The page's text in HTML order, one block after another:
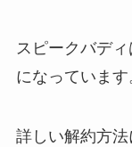
スピークバデ
になっています
詳しい解約方